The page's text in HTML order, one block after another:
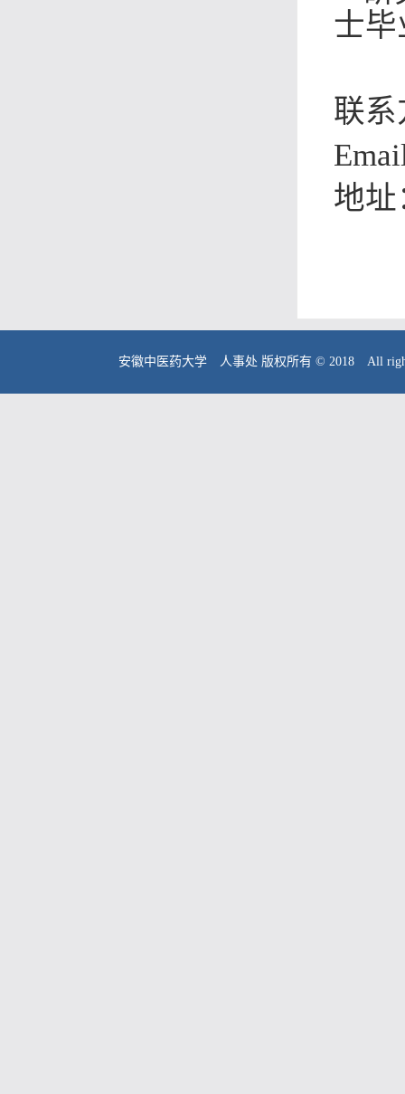
士毕
联
地址
安徽中医药大学 人事处 版权所有 © 2018 All rights